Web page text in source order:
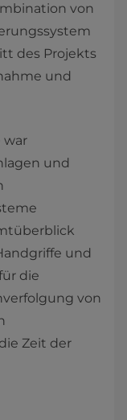
von
des Projekts
und
war
und
und
die
von
Zeit der